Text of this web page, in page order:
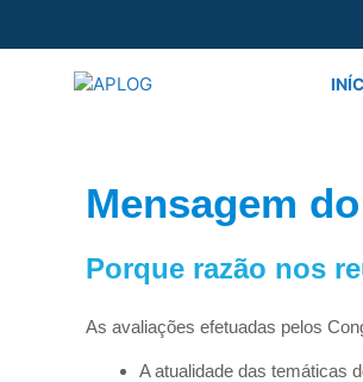
Mensagem
Porque razão nos
As avaliações efetuadas pelos
A atualidade das temáticas